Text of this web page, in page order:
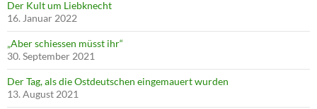
Der Kult um Liebknecht
16. Januar 2022
„Aber schiessen müsst ihr“
30. September 2021
Der Tag, als die Ostdeutschen eingemauert wurden
13. August 2021